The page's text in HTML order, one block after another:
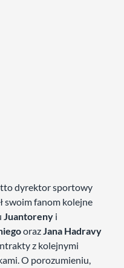
dyrektor sportowy
swoim fanom kolejne
Juantoreny i
orazJana Hadravy
z kolejnymi
O porozumieniu,